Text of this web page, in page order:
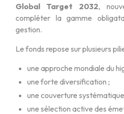
Global Target 2032,
compléter la gamme
gestion.
Le fonds repose sur plusieurs
une approche mondiale du
une forte diversification ;
une couverture
une sélection active des